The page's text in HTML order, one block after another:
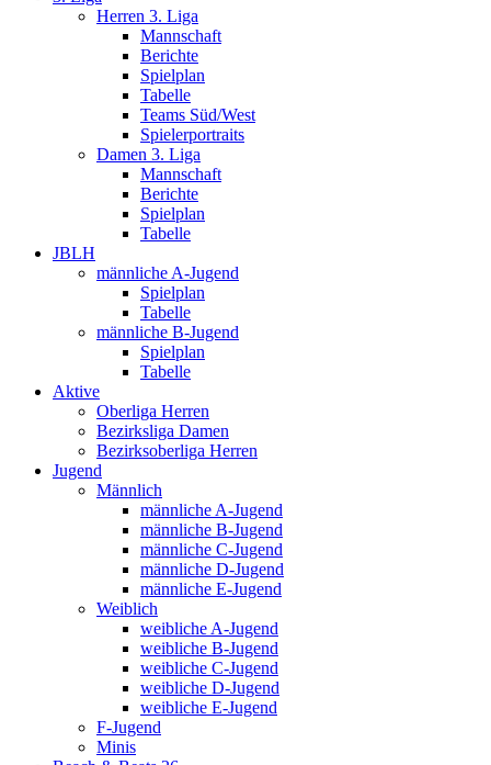
Herren 3. Liga
Mannschaft
Berichte
Spielplan
Tabelle
Teams Süd/West
Spielerportraits
Damen 3. Liga
Mannschaft
Berichte
Spielplan
Tabelle
JBLH
männliche A-Jugend
Spielplan
Tabelle
männliche B-Jugend
Spielplan
Tabelle
Aktive
Oberliga Herren
Bezirksliga Damen
Bezirksoberliga Herren
Jugend
Männlich
männliche A-Jugend
männliche B-Jugend
männliche C-Jugend
männliche D-Jugend
männliche E-Jugend
Weiblich
weibliche A-Jugend
weibliche B-Jugend
weibliche C-Jugend
weibliche D-Jugend
weibliche E-Jugend
F-Jugend
Minis